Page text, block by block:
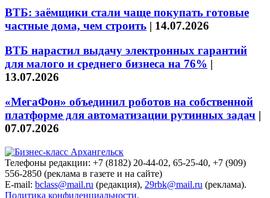
ВТБ: заёмщики стали чаще покупать готовые
частные дома, чем строить | 14.07.2026
ВТБ нарастил выдачу электронных гарантий
для малого и среднего бизнеса на 76% |
13.07.2026
«МегаФон» объединил роботов на собственной
платформе для автоматизации рутинных задач |
07.07.2026
Телефоны редакции: +7 (8182) 20-44-02, 65-25-40, +7 (909)
556-2850 (реклама в газете и на сайте)
E-mail: bclass@mail.ru (редакция), 29rbk@mail.ru (реклама).
Политика конфиденциальности.